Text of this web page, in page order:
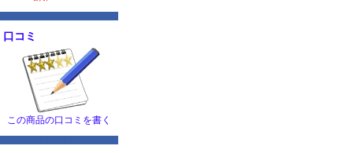
口コミ
この商品の口コミを書く